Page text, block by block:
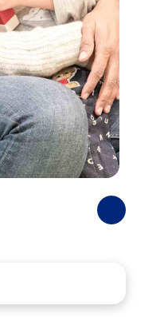
Photos
suivantes